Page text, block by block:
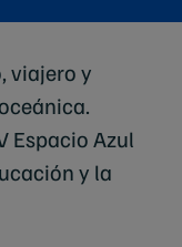
viajero y
Espacio Azul
y la